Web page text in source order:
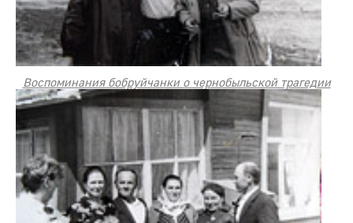
Воспоминания бобруйчанки о чернобыльской трагедии